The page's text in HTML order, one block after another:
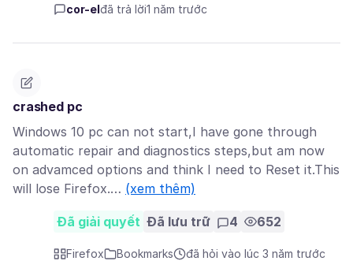
cor-el đã trả lời1 năm trước
crashed pc
Windows 10 pc can not start,I have gone through
automatic repair and diagnostics steps,but am now
on advamced options and think I need to Reset it.This
will lose Firefox.… (xem thêm)
Đã giải quyết Đã lưu trữ 4 652
Firefox Bookmarks
đã hỏi vào lúc 3 năm trước